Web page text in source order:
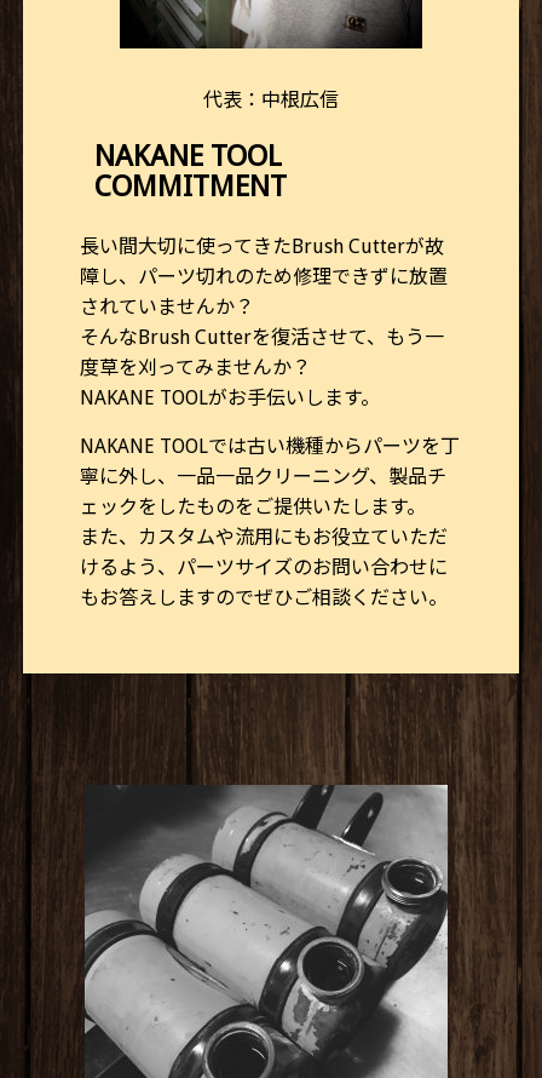
代表：中根広信
NAKANE TOOL
COMMITMENT
長い間大切に使ってきたBrush Cutterが故
障し、パーツ切れのため修理できずに放置
されていませんか？
そんなBrush Cutterを復活させて、もう一
度草を刈ってみませんか？
NAKANE TOOLがお手伝いします。
NAKANE TOOLでは古い機種からパーツを丁
寧に外し、一品一品クリーニング、製品チ
ェックをしたものをご提供いたします。
また、カスタムや流用にもお役立ていただ
けるよう、パーツサイズのお問い合わせに
もお答えしますのでぜひご相談ください。